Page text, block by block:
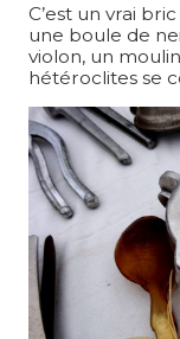
C’est un vrai
une boule de
violon, un
hétéroclites se